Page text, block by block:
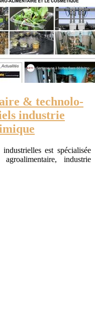
& technolo­
industrie
est spécialisée
industrie